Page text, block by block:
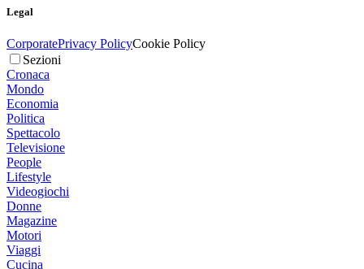
Legal
CorporatePrivacy PolicyCookie Policy
Sezioni
Cronaca
Mondo
Economia
Politica
Spettacolo
Televisione
People
Lifestyle
Videogiochi
Donne
Magazine
Motori
Viaggi
Cucina